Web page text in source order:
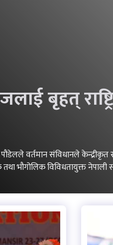
बृहत्
पौडेलले वर्तमान संविधानले
भौगोलिक विविधतायुक्त